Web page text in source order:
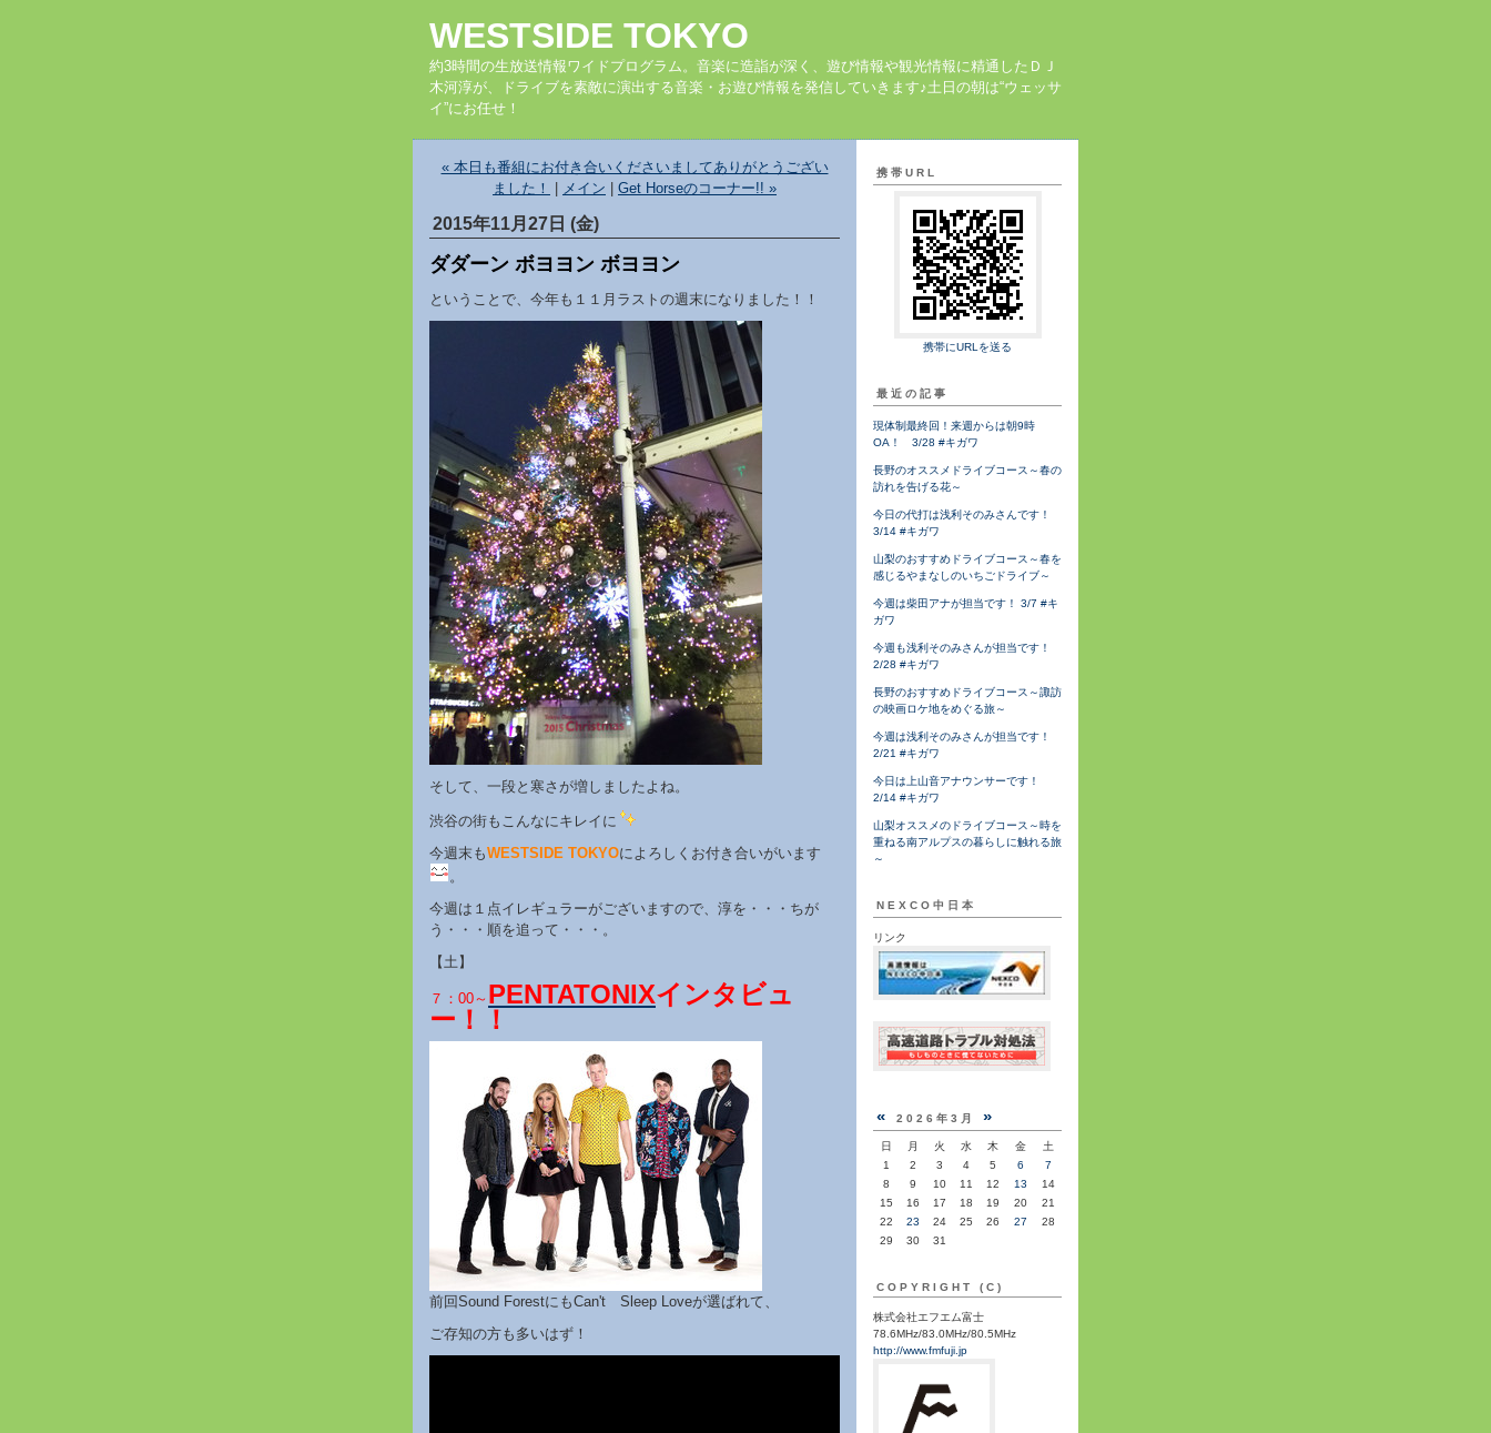
WESTSIDE TOKYO
約3時間の生放送情報ワイドプログラム。音楽に造詣が深く、遊び情報や観光情報に精通したＤＪ
木河淳が、ドライブを素敵に演出する音楽・お遊び情報を発信していきます♪土日の朝は“ウェッサ
イ”にお任せ！
« 本日も番組にお付き合いくださいましてありがとうござい
ました！
メイン Get Horseのコーナー!! »
2015年11月27日 (金)
ダダーン ボヨヨン ボヨヨン
ということで、今年も１１月ラストの週末になりました！！
そして、一段と寒さが増しましたよね。
渋谷の街もこんなにキレイに
今週末もWESTSIDE TOKYOによろしくお付き合いがいます
。
今週は１点イレギュラーがございますので、淳を・・・ちが
う・・・順を追って・・・。
【土】
７：00～ PENTATONIXインタビュ
ー！！
前回Sound ForestにもCan't Sleep Loveが選ばれて、
ご存知の方も多いはず！
携帯URL
携帯にURLを送る
最近の記事
現体制最終回！来週からは朝9時
OA！ 3/28 #キガワ
長野のオススメドライブコース～春の
訪れを告げる花～
今日の代打は浅利そのみさんです！
3/14 #キガワ
山梨のおすすめドライブコース～春を
感じるやまなしのいちごドライブ～
今週は柴田アナが担当です！ 3/7 #キ
ガワ
今週も浅利そのみさんが担当です！
2/28 #キガワ
長野のおすすめドライブコース～諏訪
の映画ロケ地をめぐる旅～
今週は浅利そのみさんが担当です！
2/21 #キガワ
今日は上山音アナウンサーです！
2/14 #キガワ
山梨オススメのドライブコース～時を
重ねる南アルプスの暮らしに触れる旅
～
NEXCO中日本
リンク
« 2026年3月 »
日 月 火 水 木 金
土
1
2 3 4 5 6
7
8
9 10 11 12 13
14
15
16 17 18 19 20
21
22
23 24 25 26 27
28
29
30 31
COPYRIGHT (C)
株式会社エフエム富士
78.6MHz/83.0MHz/80.5MHz
http://www.fmfuji.jp